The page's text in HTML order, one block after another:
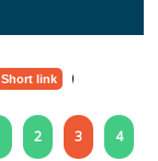
Short link
2 3 4